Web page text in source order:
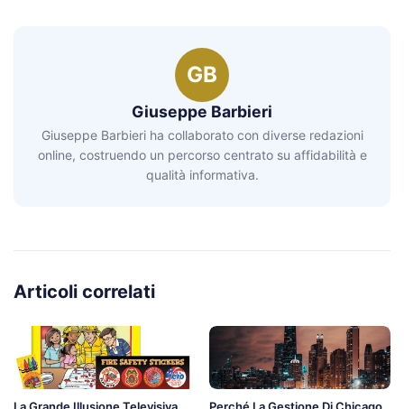
GB
Giuseppe Barbieri
Giuseppe Barbieri ha collaborato con diverse redazioni
online, costruendo un percorso centrato su affidabilità e
qualità informativa.
Articoli correlati